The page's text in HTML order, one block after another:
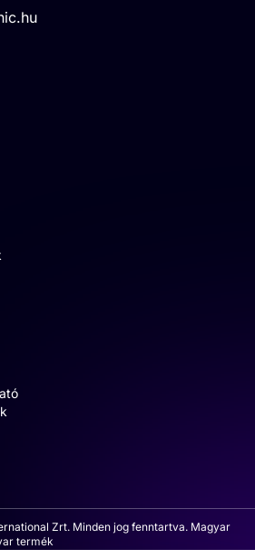
Zrt. Minden jog fenntartva. Magyar
termék